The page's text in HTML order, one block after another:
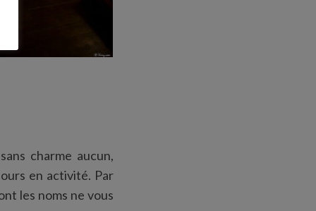
charme aucun,
en activité. Par
les noms ne vous